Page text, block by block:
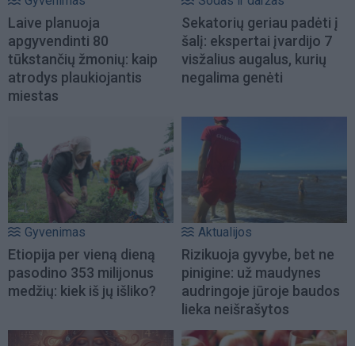
Laive planuoja
apgyvendinti 80
tūkstančių žmonių: kaip
atrodys plaukiojantis
miestas
Sekatorių geriau padėti į
šalį: ekspertai įvardijo 7
visžalius augalus, kurių
negalima genėti
Gyvenimas
Etiopija per vieną dieną
pasodino 353 milijonus
medžių: kiek iš jų išliko?
Aktualijos
Rizikuoja gyvybe, bet ne
pinigine: už maudynes
audringoje jūroje baudos
lieka neišrašytos